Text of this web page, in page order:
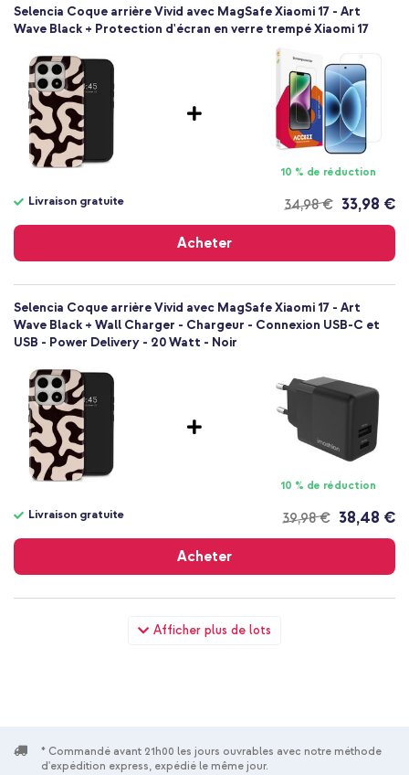
Vous recherchez une coque élégante avec une protection
supplémentaire et MagSafe? Alors la coque arrière Selencia Vivid
Multicolore
Afficher plus de lots
Selencia Coque arrière Vivid avec MagSafe Xiaomi 17 - Art
Wave Black + Protection d'écran en verre trempé Xiaomi 17
10 % de réduction
34,98 €
Livraison gratuite 33,98 €
Acheter
gratuite
Selencia Coque arrière Vivid avec MagSafe Xiaomi 17 - Art
Wave Black + Wall Charger - Chargeur - Connexion USB-C et
USB - Power Delivery - 20 Watt - Noir
10 % de réduction
39,98 €
Livraison gratuite 38,48 €
Acheter
gratuite
Selencia Coque arrière Vivid avec MagSafe Xiaomi 17 - Art
Wave Black + Support de téléphone à ventouses MagSafe -
* Commandé avant 21h00 les jours ouvrables avec notre méthode
d'expédition express, expédié le même jour.